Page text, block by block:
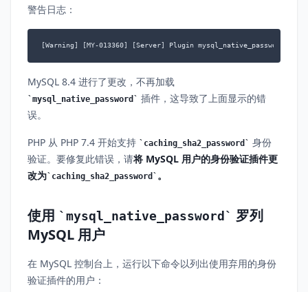
警告日志：
[Warning] [MY-013360] [Server] Plugin mysql_native_password
MySQL 8.4 进行了更改，不再加载
mysql_native_password
插件，这导致了上面显示的错
误。
PHP 从 PHP 7.4 开始支持 caching_sha2_password
身份
验证。要修复此错误，请将 MySQL 用户的身份验证插件更
改为 caching_sha2_password 。
使用 mysql_native_password
罗列
MySQL 用户
在 MySQL 控制台上，运行以下命令以列出使用弃用的身份
验证插件的用户：